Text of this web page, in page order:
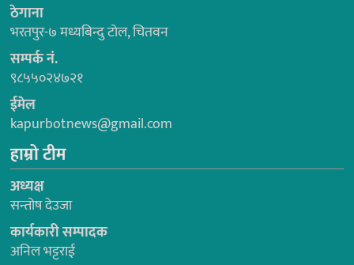
ठेगाना
भरतपुर-७ मध्यबिन्दु टोल, चितवन
सम्पर्क नं.
९८५५०२४७२१
ईमेल
kapurbotnews@gmail.com
हाम्रो टीम
अध्यक्ष
सन्तोष देउजा
कार्यकारी सम्पादक
अनिल भट्टराई